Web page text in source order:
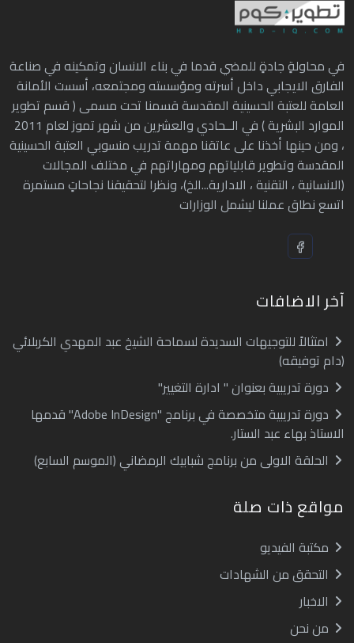
في محاولةٍ جادةٍ للمضي قدما في بناء الانسان وتمكينه في صناعة
الفارق الايجابي داخل أسرته ومؤسسته ومجتمعه، أسست الأمانة
العامة للعتبة الحسينية المقدسة قسمنا تحت مسمى ( قسم تطوير
الموارد البشرية ) في الــحادي والعشرين من شهر تموز لعام 2011
، ومن حينها أخذنا على عاتقنا مهمة تدريب منسوبي العتبة الحسينية
المقدسة وتطوير قابلياتهم ومهاراتهم في مختلف المجالات
(الانسانية ، التقنية ، الادارية...الخ)، ونظرا لتحقيقنا نجاحاتٍ مستمرة
اتسع نطاق عملنا ليشمل الوزارات
آخر الاضافات
امتثالاً للتوجيهات السديدة لسماحة الشيخ عبد المهدي الكربلائي
(دام توفيقه)
دورة تدريبية بعنوان " ادارة التغيير"
دورة تدريبية متخصصة في برنامج "Adobe InDesign" قدمها
الاستاذ بهاء عبد الستار.
الحلقة الاولى من برنامج شبابيك الرمضاني (الموسم السابع)
مواقع ذات صلة
مكتبة الفيديو
التحقق من الشهادات
الاخبار
من نحن